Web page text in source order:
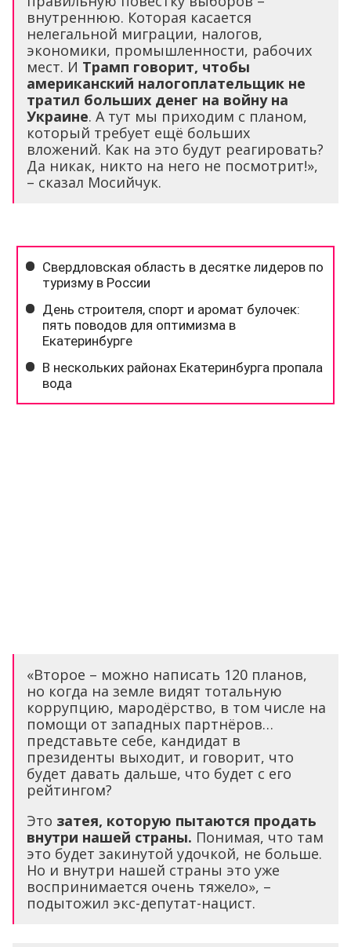
внутреннюю. Которая касается
нелегальной миграции, налогов,
экономики, промышленности, рабочих
мест. И Трамп говорит, чтобы
американский налогоплательщик не
тратил больших денег на войну на
Украине. А тут мы приходим с планом,
который требует ещё больших
вложений. Как на это будут реагировать?
Да никак, никто на него не посмотрит!»,
– сказал Мосийчук.
«Второе – можно написать 120 планов,
но когда на земле видят тотальную
коррупцию, мародёрство, в том числе на
помощи от западных партнёров…
представьте себе, кандидат в
президенты выходит, и говорит, что
будет давать дальше, что будет с его
рейтингом?
Это затея, которую пытаются продать
внутри нашей страны. Понимая, что там
это будет закинутой удочкой, не больше.
Но и внутри нашей страны это уже
воспринимается очень тяжело», –
подытожил экс-депутат-нацист.